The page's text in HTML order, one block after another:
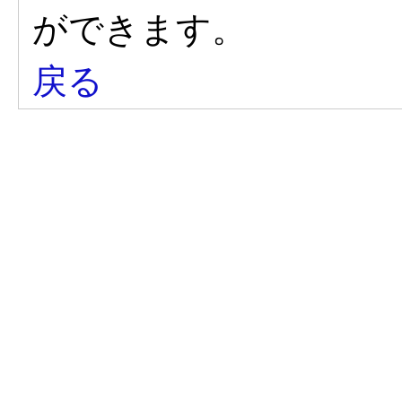
ができます。
戻る